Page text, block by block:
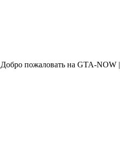
Добро пожаловать на GTA-NOW |